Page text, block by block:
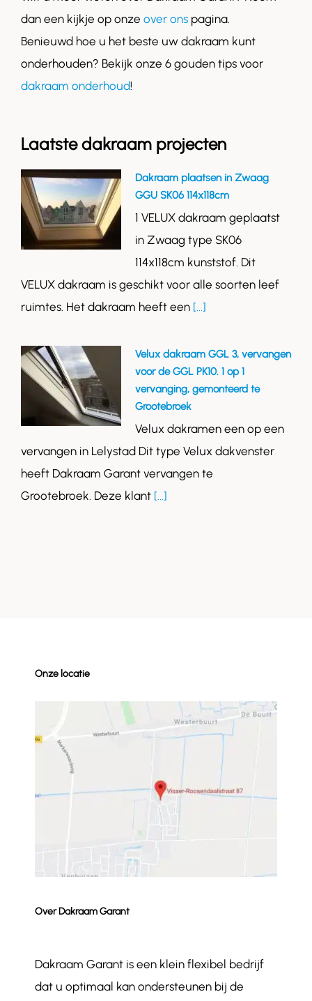
dan een kijkje op onze over ons pagina.
Benieuwd hoe u het beste uw dakraam kunt
onderhouden? Bekijk onze 6 gouden tips voor
dakraam onderhoud!
Laatste dakraam projecten
Dakraam plaatsen in Zwaag
GGU SK06 114x118cm
1 VELUX dakraam geplaatst
in Zwaag type SK06
114x118cm kunststof. Dit
VELUX dakraam is geschikt voor alle soorten leef
ruimtes. Het dakraam heeft een [...]
Velux dakraam GGL 3, vervangen
voor de GGL PK10. 1 op 1
vervanging, gemonteerd te
Grootebroek
Velux dakramen een op een
vervangen in Lelystad Dit type Velux dakvenster
heeft Dakraam Garant vervangen te
Grootebroek. Deze klant [...]
Onze locatie
Over Dakraam Garant
Dakraam Garant is een klein flexibel bedrijf
dat u optimaal kan ondersteunen bij de